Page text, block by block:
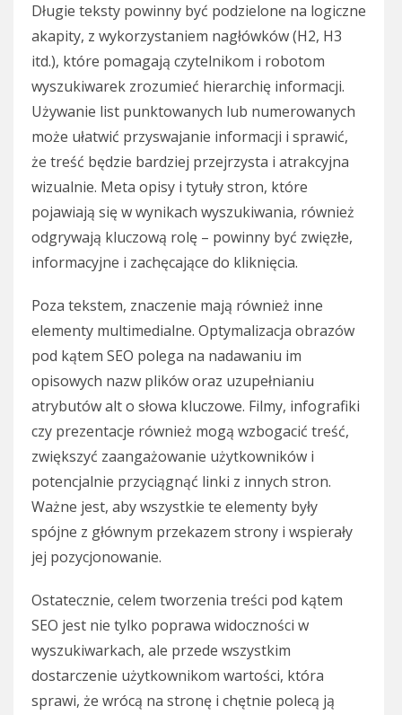
Długie teksty powinny być podzielone na logiczne
akapity, z wykorzystaniem nagłówków (H2, H3
itd.), które pomagają czytelnikom i robotom
wyszukiwarek zrozumieć hierarchię informacji.
Używanie list punktowanych lub numerowanych
może ułatwić przyswajanie informacji i sprawić,
że treść będzie bardziej przejrzysta i atrakcyjna
wizualnie. Meta opisy i tytuły stron, które
pojawiają się w wynikach wyszukiwania, również
odgrywają kluczową rolę – powinny być zwięzłe,
informacyjne i zachęcające do kliknięcia.
Poza tekstem, znaczenie mają również inne
elementy multimedialne. Optymalizacja obrazów
pod kątem SEO polega na nadawaniu im
opisowych nazw plików oraz uzupełnianiu
atrybutów alt o słowa kluczowe. Filmy, infografiki
czy prezentacje również mogą wzbogacić treść,
zwiększyć zaangażowanie użytkowników i
potencjalnie przyciągnąć linki z innych stron.
Ważne jest, aby wszystkie te elementy były
spójne z głównym przekazem strony i wspierały
jej pozycjonowanie.
Ostatecznie, celem tworzenia treści pod kątem
SEO jest nie tylko poprawa widoczności w
wyszukiwarkach, ale przede wszystkim
dostarczenie użytkownikom wartości, która
sprawi, że wrócą na stronę i chętnie polecą ją